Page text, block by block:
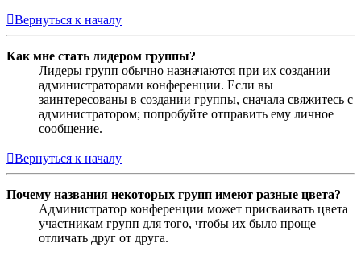
Вернуться к началу
Как мне стать лидером группы?
Лидеры групп обычно назначаются при их создании
администраторами конференции. Если вы
заинтересованы в создании группы, сначала свяжитесь с
администратором; попробуйте отправить ему личное
сообщение.
Вернуться к началу
Почему названия некоторых групп имеют разные цвета?
Администратор конференции может присваивать цвета
участникам групп для того, чтобы их было проще
отличать друг от друга.